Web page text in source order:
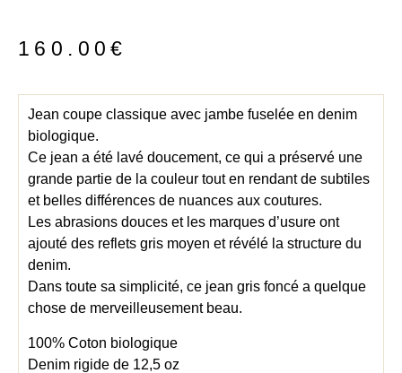
160.00€
Jean coupe classique avec jambe fuselée en denim
biologique.
Ce jean a été lavé doucement, ce qui a préservé une
grande partie de la couleur tout en rendant de subtiles
et belles différences de nuances aux coutures.
Les abrasions douces et les marques d’usure ont
ajouté des reflets gris moyen et révélé la structure du
denim.
Dans toute sa simplicité, ce jean gris foncé a quelque
chose de merveilleusement beau.
100% Coton biologique
Denim rigide de 12,5 oz